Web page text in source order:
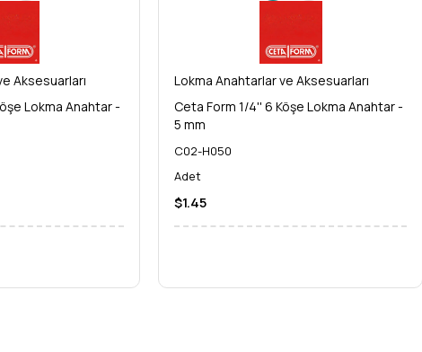
eksikliği tamamlayın ve her türlü tamir işleminizde
Aksesuarları
Lokma Anahtar -
Lokma Anahtarlar ve Aksesuarları
Ceta Form 1/4'' 6 Köşe Lokma Anahtar -
5 mm
C02-H050
Adet
$1.45